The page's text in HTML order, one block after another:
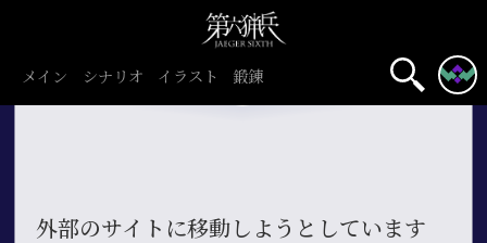
メイン シナリオ イラスト 鍛錬
外部のサイトに移動しようとしています